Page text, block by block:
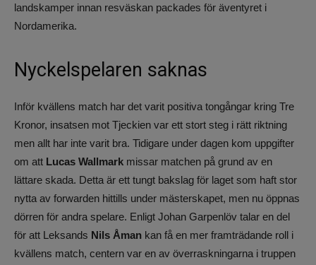
landskamper innan resväskan packades för äventyret i
Nordamerika.
Nyckelspelaren saknas
Inför kvällens match har det varit positiva tongångar kring Tre
Kronor, insatsen mot Tjeckien var ett stort steg i rätt riktning
men allt har inte varit bra. Tidigare under dagen kom uppgifter
om att Lucas Wallmark missar matchen på grund av en
lättare skada. Detta är ett tungt bakslag för laget som haft stor
nytta av forwarden hittills under mästerskapet, men nu öppnas
dörren för andra spelare. Enligt Johan Garpenlöv talar en del
för att Leksands Nils Åman kan få en mer framträdande roll i
kvällens match, centern var en av överraskningarna i truppen